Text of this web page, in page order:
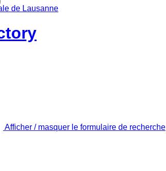
Afficher / masquer le formulaire de recherche